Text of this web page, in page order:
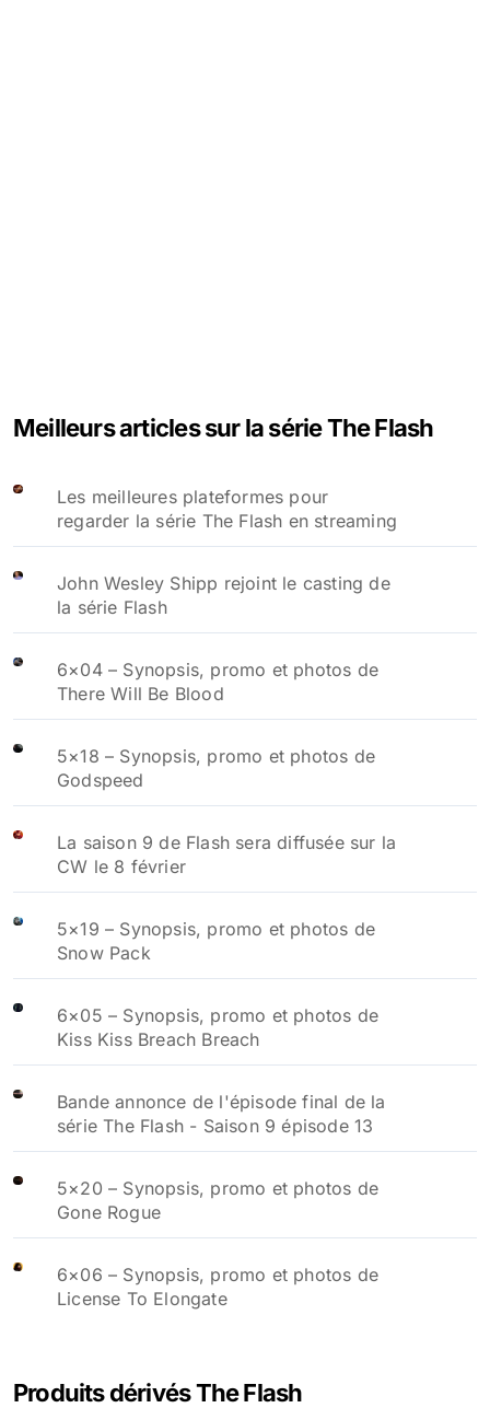
Meilleurs articles sur la série The Flash
Les meilleures plateformes pour
regarder la série The Flash en streaming
John Wesley Shipp rejoint le casting de
la série Flash
6×04 – Synopsis, promo et photos de
There Will Be Blood
5×18 – Synopsis, promo et photos de
Godspeed
La saison 9 de Flash sera diffusée sur la
CW le 8 février
5×19 – Synopsis, promo et photos de
Snow Pack
6×05 – Synopsis, promo et photos de
Kiss Kiss Breach Breach
Bande annonce de l'épisode final de la
série The Flash - Saison 9 épisode 13
5×20 – Synopsis, promo et photos de
Gone Rogue
6×06 – Synopsis, promo et photos de
License To Elongate
Produits dérivés The Flash